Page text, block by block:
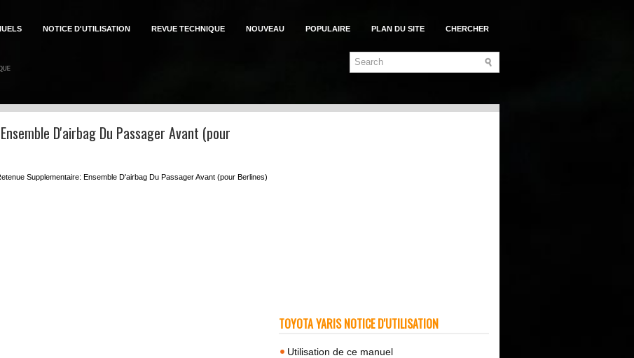
NOTICE D'UTILISATION REVUE TECHNIQUE NOUVEAU POPULAIRE PLAN DU SITE CHERCHER
D'airbag Du Passager Avant (pour
Supplementaire: Ensemble D'airbag Du Passager Avant (pour Berlines)
TOYOTA YARIS NOTICE D'UTILISATION
Utilisation de ce manuel